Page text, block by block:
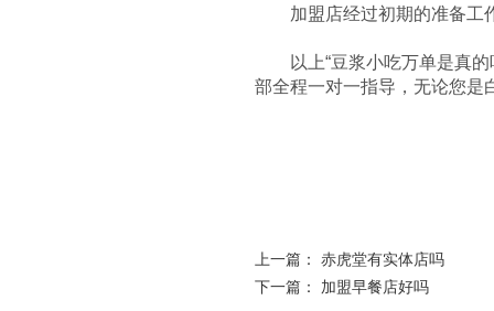
加盟店经过初期的准备工作
以上“豆浆小吃万单是真的
部全程一对一指导，无论您是
上一篇： 赤虎堂有实体店吗
下一篇： 加盟早餐店好吗